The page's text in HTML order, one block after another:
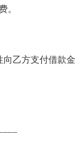
。
乙方支付借款金